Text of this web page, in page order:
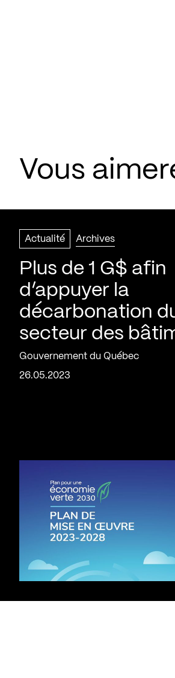
Vous
Actualité Archives
Plus de 1 G$ afin
d’appuyer la
décarbonation
secteur des
Gouvernement du Québec
26.05.2023